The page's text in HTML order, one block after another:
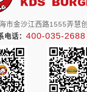
海市金沙江西路1555弄慧
电话： 400-035-2688